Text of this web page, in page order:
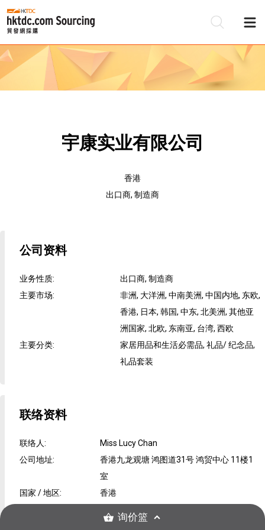
宇康实业有限公司
香港
出口商, 制造商
公司资料
业务性质:
出口商, 制造商
主要市场:
非洲, 大洋洲, 中南美洲, 中国内地, 东欧,
香港, 日本, 韩国, 中东, 北美洲, 其他亚
洲国家, 北欧, 东南亚, 台湾, 西欧
主要分类:
家居用品和生活必需品, 礼品/ 纪念品,
礼品套装
联络资料
联络人:
Miss Lucy Chan
公司地址:
香港九龙观塘 鸿图道31号 鸿贸中心 11楼1
室
国家 / 地区: 香港
询价篮